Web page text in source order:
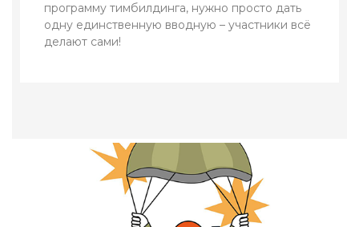
программу тимбилдинга, нужно просто дать
одну единственную вводную – участники всё
делают сами!